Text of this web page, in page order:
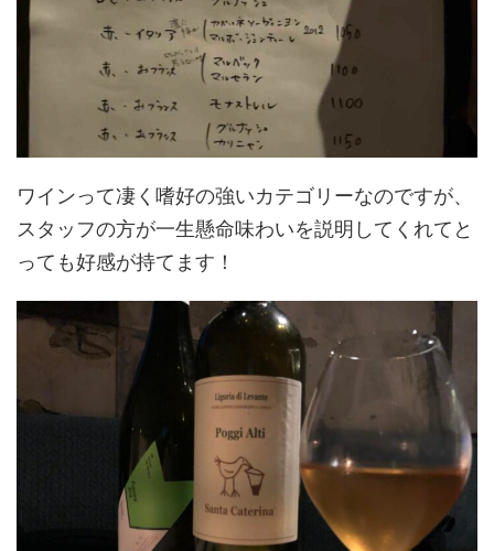
ワインって凄く嗜好の強いカテゴリーなのですが、
スタッフの方が一生懸命味わいを説明してくれてと
っても好感が持てます！